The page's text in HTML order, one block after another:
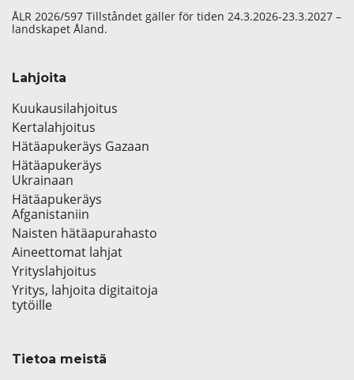
ÅLR 2026/597 Tillståndet gäller för tiden 24.3.2026-23.3.2027 –
landskapet Åland.
Lahjoita
Kuukausilahjoitus
Kertalahjoitus
Hätäapukeräys Gazaan
Hätäapukeräys
Ukrainaan
Hätäapukeräys
Afganistaniin
Naisten hätäapurahasto
Aineettomat lahjat
Yrityslahjoitus
Yritys, lahjoita digitaitoja
tytöille
Tietoa meistä